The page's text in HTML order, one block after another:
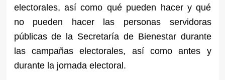
electorales, así como qué pueden hacer y qué
no pueden hacer las personas servidoras
públicas de la Secretaría de Bienestar durante
las campañas electorales, así como antes y
durante la jornada electoral.